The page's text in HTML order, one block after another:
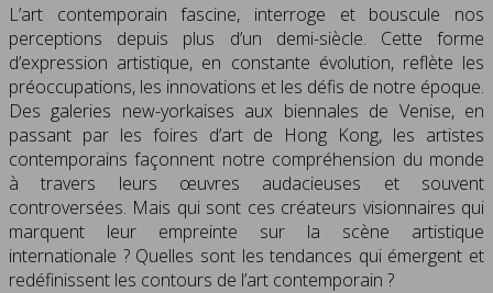
L’art contemporain fascine, interroge et bouscule nos
perceptions depuis plus d’un demi-siècle. Cette forme
d’expression artistique, en constante évolution, reflète les
préoccupations, les innovations et les défis de notre époque.
Des galeries new-yorkaises aux biennales de Venise, en
passant par les foires d’art de Hong Kong, les artistes
contemporains façonnent notre compréhension du monde
à travers leurs œuvres audacieuses et souvent
controversées. Mais qui sont ces créateurs visionnaires qui
marquent leur empreinte sur la scène artistique
internationale ? Quelles sont les tendances qui émergent et
redéfinissent les contours de l’art contemporain ?